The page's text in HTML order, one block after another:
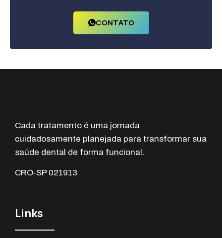
CONTATO
Cada tratamento é uma jornada
cuidadosamente planejada para transformar sua
saúde dental de forma funcional.
CRO-SP 021913
Links